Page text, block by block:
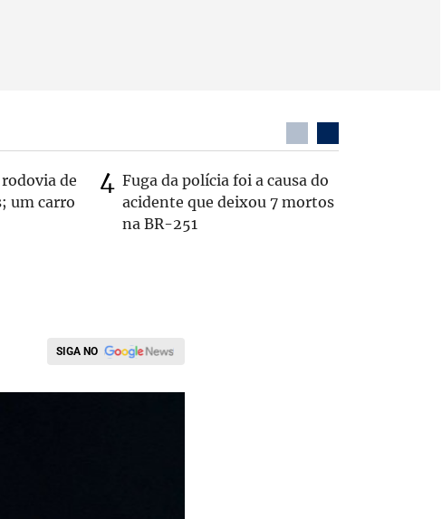
de
um carro
Fuga da polícia foi a causa do
acidente que deixou 7 mortos
na BR-251
SIGA NO